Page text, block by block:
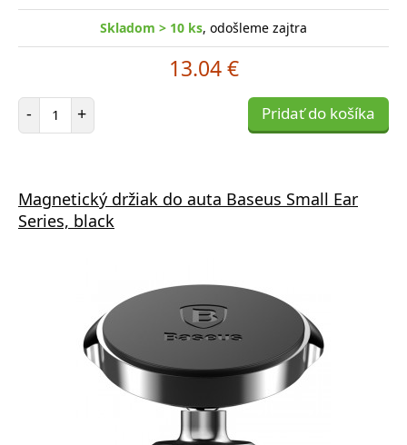
Skladom > 10 ks, odošleme zajtra
13.04 €
- Počet položiek
+ Pridať do košíka
Magnetický držiak do auta Baseus Small Ear
Series, black